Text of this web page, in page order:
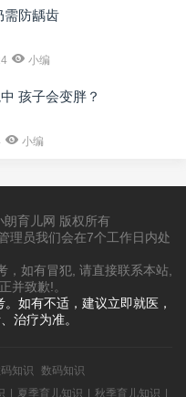
需防龋齿
小编
孩子会变胖？
小编
育儿网 版权所有
理员我们会在7个工作日内处
，如有冒犯, 请直接联系本站,
并致歉!。
如有不适，建议立即就医，
治疗为准。
知识
数码知识
夏季育儿知识 秋季育儿知识